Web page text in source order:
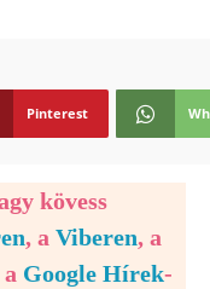
Pinterest
kövess
, a Viberen, a
a Google Hírek-